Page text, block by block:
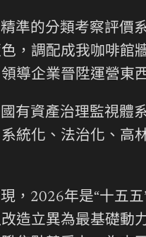
準的分類考察評價
，調配成我咖啡館
導企業晉陞運營東
有資產治理監視體
統化、法治化、高
，2026年是“十五
造立異為最基礎動